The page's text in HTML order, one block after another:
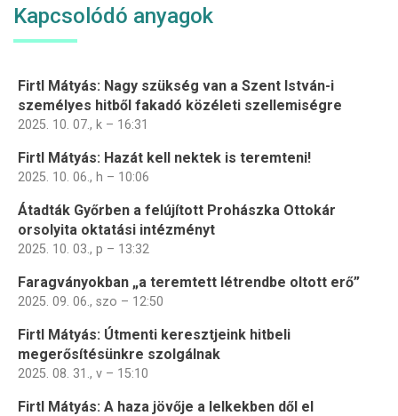
Kapcsolódó anyagok
Firtl Mátyás: Nagy szükség van a Szent István-i
személyes hitből fakadó közéleti szellemiségre
2025. 10. 07., k – 16:31
Firtl Mátyás: Hazát kell nektek is teremteni!
2025. 10. 06., h – 10:06
Átadták Győrben a felújított Prohászka Ottokár
orsolyita oktatási intézményt
2025. 10. 03., p – 13:32
Faragványokban „a teremtett létrendbe oltott erő”
2025. 09. 06., szo – 12:50
Firtl Mátyás: Útmenti keresztjeink hitbeli
megerősítésünkre szolgálnak
2025. 08. 31., v – 15:10
Firtl Mátyás: A haza jövője a lelkekben dől el